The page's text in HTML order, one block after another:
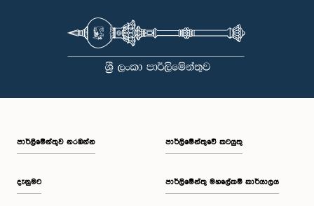
ප.ව. 2:10 - ප.ව. 2:22
පාර්ලි‌මේන්තුව නරඹන්න
දැනුමට
පාර්ලිමේන්තුවේ කටයුතු
පාර්ලිමේන්තු මහලේකම් කාර්යාලය